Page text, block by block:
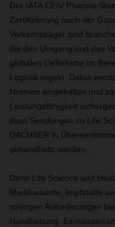
Der IATA CEIV Pharma-
Zertifizierung nach der
Verkehrsträger sind
die den Umgang und das
globalen Lieferkette im
Logistik regeln. Dabei
Normen eingehalten und
Leistungsfähigkeit
dass Sendungen im Life
DACHSER in
gehandhabt werden.
Denn Life Science and
Medikamente, Impfstoffe
strengen Anforderungen
Handhabung. Es müssen